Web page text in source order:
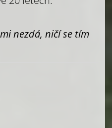
nezdá, ničí se tím